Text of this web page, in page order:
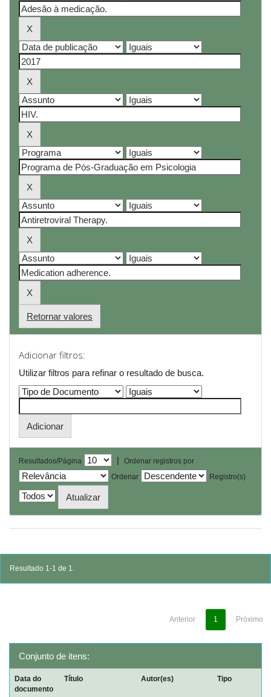
Retornar valores
Adicionar filtros:
Utilizar filtros para refinar o resultado de busca.
Resultados/Página |
Ordenar registros por
Ordenar
Registro(s)
Resultado 1-1 de 1.
Anterior 1 Próximo
Conjunto de itens:
Data do
documento
Título Autor(es) Tipo